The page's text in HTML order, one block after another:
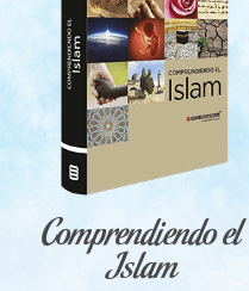
Comprendiendo el
Islam